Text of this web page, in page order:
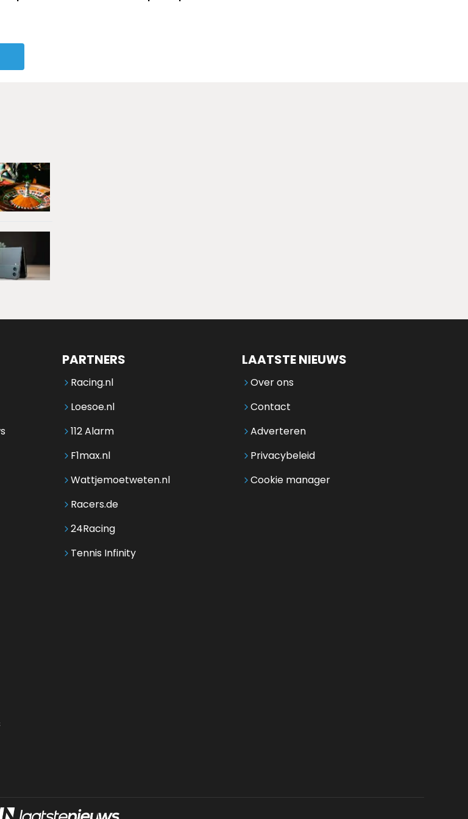
PARTNERS
Racing.nl
Loesoe.nl
112 Alarm
F1max.nl
Wattjemoetweten.nl
Racers.de
24Racing
Tennis Infinity
LAATSTE NIEUWS
Over ons
Contact
Adverteren
Privacybeleid
Cookie manager